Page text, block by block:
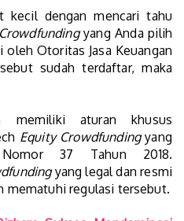
kecil dengan mencari tahu
yang Anda pilih
Otoritas Jasa Keuangan
sudah terdaftar, maka
memiliki aturan khusus
Equity Crowdfundingyang
37 Tahun 2018.
yang legal dan resmi
mematuhi regulasi tersebut.